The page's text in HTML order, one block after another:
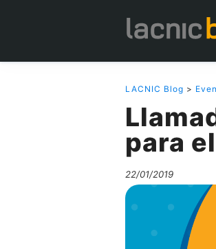
LACNIC Blog >
para
22/01/2019